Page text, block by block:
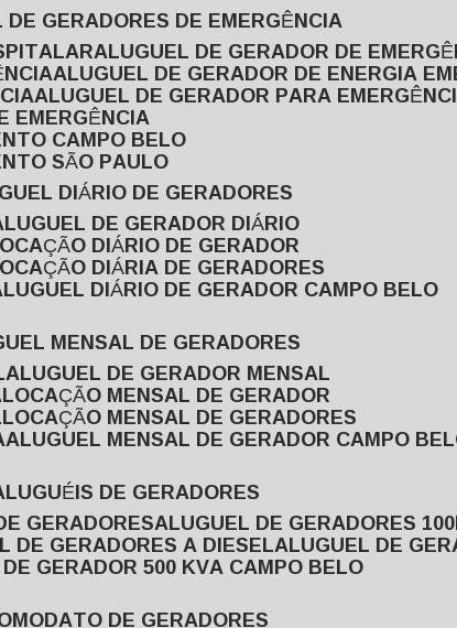
DE GERADORES DE EMERGÊNCIA
ALUGUEL DE GERADOR DE
ALUGUEL DE GERADOR DE ENERGIA
ALUGUEL DE GERADOR PARA
EMERGÊNCIA
CAMPO BELO
SÃO PAULO
DIÁRIO DE GERADORES
ALUGUEL DE GERADOR DIÁRIO
LOCAÇÃO DIÁRIO DE GERADOR
LOCAÇÃO DIÁRIA DE GERADORES
ALUGUEL DIÁRIO DE GERADOR CAMPO BELO
MENSAL DE GERADORES
ALUGUEL DE GERADOR MENSAL
LOCAÇÃO MENSAL DE GERADOR
LOCAÇÃO MENSAL DE GERADORES
ALUGUEL MENSAL DE GERADOR CAMPO
ALUGUÉIS DE GERADORES
GERADORES ALUGUEL DE GERADORES
DE GERADORES A DIESEL ALUGUEL DE
DE GERADOR 500 KVA CAMPO BELO
DE GERADORES